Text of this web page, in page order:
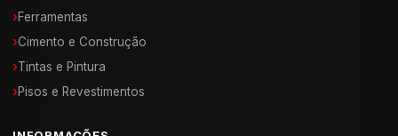
›Ferramentas
›Cimento e Construção
›Tintas e Pintura
›Pisos e Revestimentos